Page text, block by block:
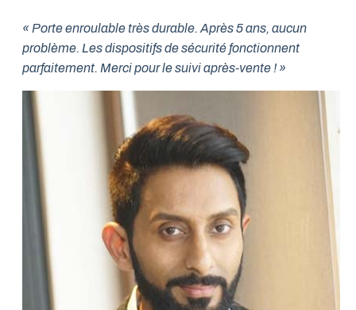
« Porte enroulable très durable. Après 5 ans, aucun
problème. Les dispositifs de sécurité fonctionnent
parfaitement. Merci pour le suivi après-vente ! »